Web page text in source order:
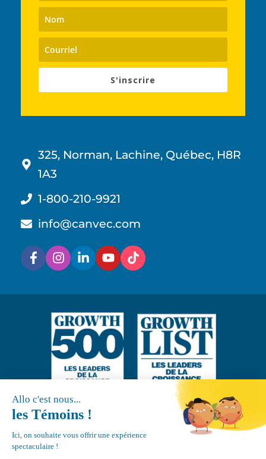
S'inscrire
325, Norman, Lachine, Québec, H8R
1A3
1-800-210-9921
info@canvec.com
Service routier
24/7